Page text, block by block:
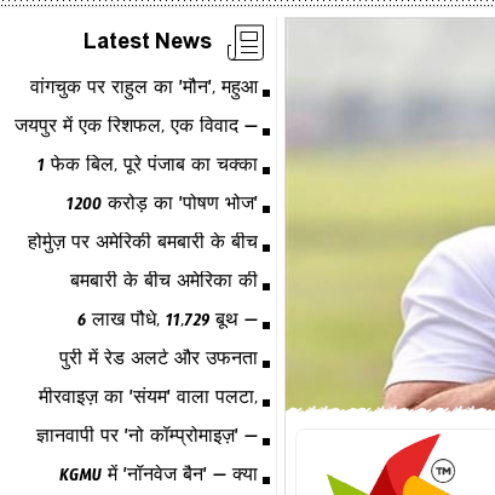
Latest News